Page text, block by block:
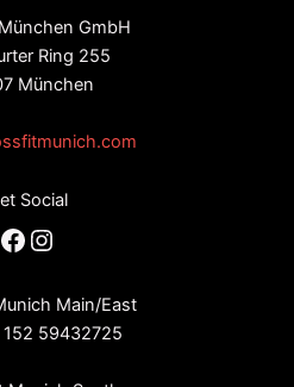
GmbH
Ring 255
München
Social
Facebook
Instagram
Main/East
59432725